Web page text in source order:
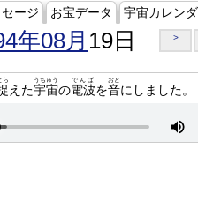
ージ お宝データ 宇宙カレン
年08月 19日 >
ら
えた宇宙
うちゅう
の電波
でんぱ
を音
おと
にしました。